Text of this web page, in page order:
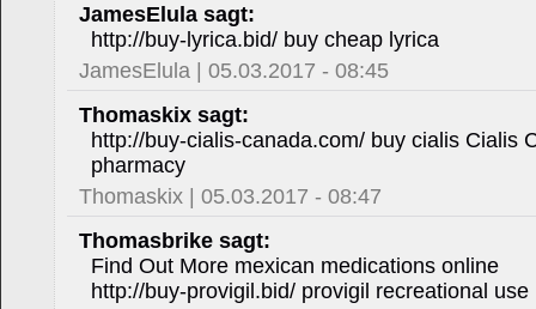
JamesElula sagt:
http://buy-lyrica.bid/ buy cheap lyrica
JamesElula | 05.03.2017 - 08:45
Thomaskix sagt:
http://buy-cialis-canada.com/ buy cialis Cialis
pharmacy
Thomaskix | 05.03.2017 - 08:47
Thomasbrike sagt:
Find Out More mexican medications online
http://buy-provigil.bid/ provigil recreational